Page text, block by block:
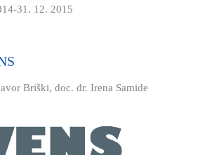
31. 12. 2015
Briški, doc. dr. Irena Samide